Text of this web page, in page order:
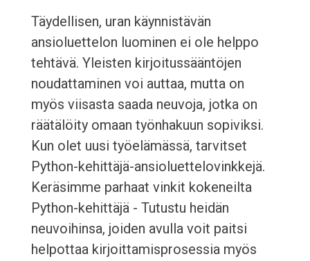
Täydellisen, uran käynnistävän
ansioluettelon luominen ei ole helppo
tehtävä. Yleisten kirjoitussääntöjen
noudattaminen voi auttaa, mutta on
myös viisasta saada neuvoja, jotka on
räätälöity omaan työnhakuun sopiviksi.
Kun olet uusi työelämässä, tarvitset
Python-kehittäjä-ansioluettelovinkkejä.
Keräsimme parhaat vinkit kokeneilta
Python-kehittäjä - Tutustu heidän
neuvoihinsa, joiden avulla voit paitsi
helpottaa kirjoittamisprosessia myös